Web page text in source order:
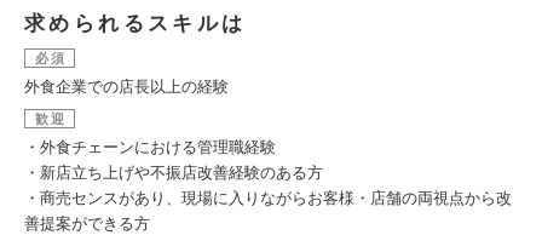
求められるスキルは
必須
外食企業での店長以上の経験
歓迎
・外食チェーンにおける管理職経験
・新店立ち上げや不振店改善経験のある方
・商売センスがあり、現場に入りながらお客様・店舗の両視点から改
善提案ができる方